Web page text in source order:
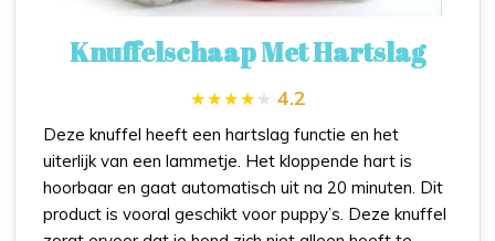
Knuffelschaap Met Hartslag
4.2
Deze knuffel heeft een hartslag functie en het
uiterlijk van een lammetje. Het kloppende hart is
hoorbaar en gaat automatisch uit na 20 minuten. Dit
product is vooral geschikt voor puppy’s. Deze knuffel